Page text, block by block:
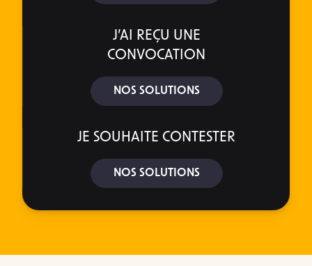
J’AI REÇU UNE
CONVOCATION
NOS SOLUTIONS
JE SOUHAITE CONTESTER
NOS SOLUTIONS